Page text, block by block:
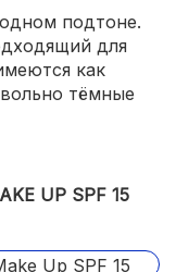
подтоне.
для
как
тёмные
UP SPF 15